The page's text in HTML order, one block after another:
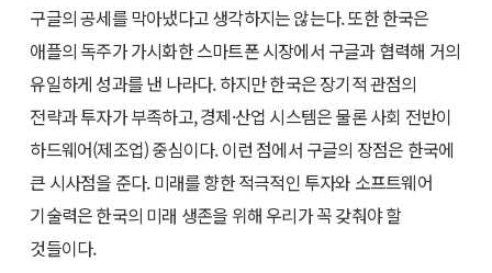
구글의 공세를 막아냈다고 생각하지는 않는다. 또한 한국은
애플의 독주가 가시화한 스마트폰 시장에서 구글과 협력해 거의
유일하게 성과를 낸 나라다. 하지만 한국은 장기적 관점의
전략과 투자가 부족하고, 경제·산업 시스템은 물론 사회 전반이
하드웨어(제조업) 중심이다. 이런 점에서 구글의 장점은 한국에
큰 시사점을 준다. 미래를 향한 적극적인 투자와 소프트웨어
기술력은 한국의 미래 생존을 위해 우리가 꼭 갖춰야 할
것들이다.